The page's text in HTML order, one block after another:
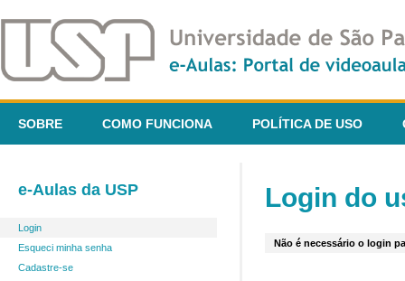
SOBRE COMO FUNCIONA POLÍTICA DE USO
e-Aulas da USP
Login
Esqueci minha senha
Cadastre-se
Login do
Não é necessário o login